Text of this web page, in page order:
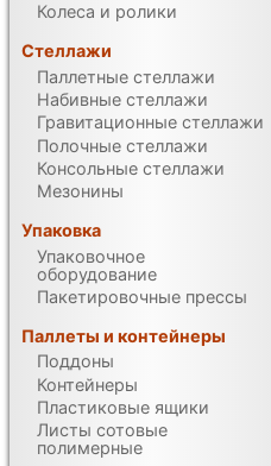
Колеса и ролики
Стеллажи
Паллетные стеллажи
Набивные стеллажи
Гравитационные стеллажи
Полочные стеллажи
Консольные стеллажи
Мезонины
Упаковка
Упаковочное
оборудование
Пакетировочные прессы
Паллеты и контейнеры
Поддоны
Контейнеры
Пластиковые ящики
Листы сотовые
полимерные